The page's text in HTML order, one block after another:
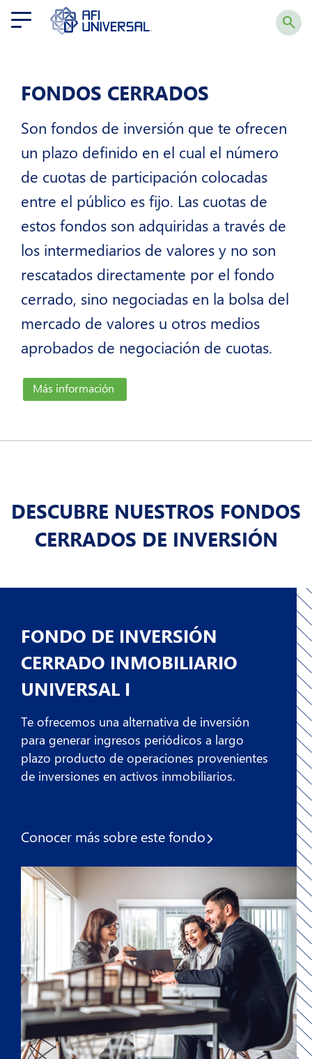
search
arrow_back
Edúcate
a
Fondo
Nuestros
Fondos
arrow_forward_ios
Atención
Cliente
Sobre
arrow_forward_ios
arrow_forward_ios
FONDOS CERRADOS
Son fondos de inversión que te ofrecen
un plazo definido en el cual el número
de cuotas de participación colocadas
entre el público es fijo. Las cuotas de
estos fondos son adquiridas a través de
los intermediarios de valores y no son
rescatados directamente por el fondo
cerrado, sino negociadas en la bolsa del
mercado de valores u otros medios
aprobados de negociación de cuotas.
Más información
DESCUBRE NUESTROS FONDOS
CERRADOS DE INVERSIÓN
FONDO DE INVERSIÓN
CERRADO INMOBILIARIO
UNIVERSAL I
Te ofrecemos una alternativa de inversión
para generar ingresos periódicos a largo
plazo producto de operaciones provenientes
de inversiones en activos inmobiliarios.
Conocer más sobre este fondo